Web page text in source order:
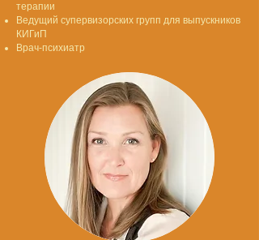
терапии
Ведущий супервизорских групп для выпускников
КИГиП
Врач-психиатр